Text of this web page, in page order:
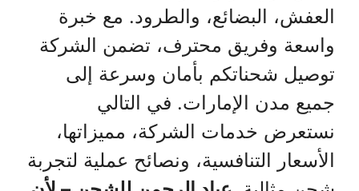
العفش، البضائع، والطرود. مع خبرة
واسعة وفريق محترف، تضمن الشركة
توصيل شحناتكم بأمان وسرعة إلى
جميع مدن الإمارات. في التالي
نستعرض خدمات الشركة، مميزاتها،
الأسعار التنافسية، ونصائح عملية لتجربة